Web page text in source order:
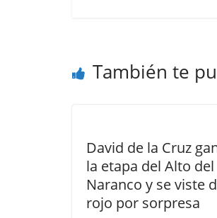
También te
David de la Cruz
la etapa del Alto del
Naranco y se viste
rojo por sorpresa